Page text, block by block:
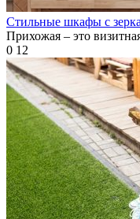
Стильные шкафы с
Прихожая – это
0 12